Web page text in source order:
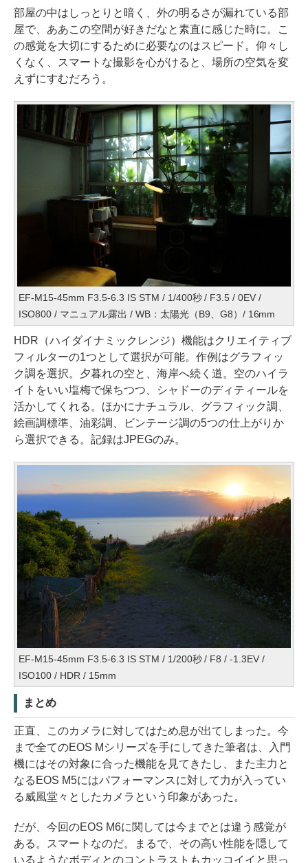
部屋の中はしっとりと暗く、外の明るさが漏れている部
屋で、ああこの空間が好きだなと素直に感じた時に。こ
の感覚を大切にするために必要なのはスピード。仰々し
くなく、スマートな撮影を心がけると、場所の空気を変
えずにすむだろう。
EF-M15-45mm F3.5-6.3 IS STM / 1/400秒 / F3.5 / 0EV /
ISO800 / マニュアル露出 / WB：太陽光（B9、G8）/ 16mm
HDR（ハイダイナミックレンジ）機能はクリエイティブ
フィルターの1つとして選択が可能。作例はグラフィッ
ク調を選択。夕暮れの空と、海岸へ続く道。空のハイラ
イトをいい塩梅で保ちつつ、シャドーのディティールを
活かしてくれる。ほかにナチュラル、グラフィック調、
絵画調標準、油彩調、ビンテージ調の5つの仕上がりか
ら選択できる。記録はJPEGのみ。
EF-M15-45mm F3.5-6.3 IS STM / 1/200秒 / F8 / -1.3EV /
ISO100 / HDR / 15mm
まとめ
正直、このカメラに対してはため息が出てしまった。今
まで全てのEOS Mシリーズを手にしてきた筆者は、入門
機にはその対象に合った機能を見てきたし、また主力と
なるEOS M5にはパフォーマンスに対して力が入ってい
る威風堂々としたカメラという印象があった。
だが、今回のEOS M6に関しては今までとは違う感覚が
ある。スマートなのだ。まるで、その高い性能を隠して
いるようなボディとのコントラストもカッコイイと思っ